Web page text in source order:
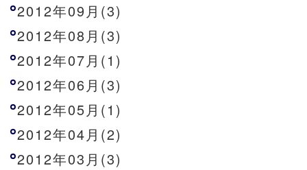
2012年09月(3)
2012年08月(3)
2012年07月(1)
2012年06月(3)
2012年05月(1)
2012年04月(2)
2012年03月(3)